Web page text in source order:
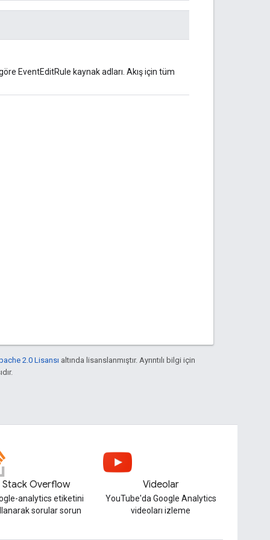
EventEditRule kaynak adları. Akış için tüm
2.0 Lisansı altında lisanslanmıştır. Ayrıntılı bilgi için
Stack Overflow
analytics etiketini
sorular sorun
Videolar
YouTube'da Google Analytics
videoları izleme